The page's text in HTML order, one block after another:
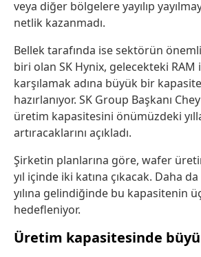
veya diğer bölgelere yayılıp
netlik kazanmadı.
Bellek tarafında ise sektörün
biri olan SK Hynix, gelecekteki RAM
karşılamak adına büyük bir kapasite
hazırlanıyor. SK Group Başkanı
üretim kapasitesini önümüzdeki
artıracaklarını açıkladı.
Şirketin planlarına göre, wafer
yıl içinde iki katına çıkacak. Daha
yılına gelindiğinde bu kapasitenin
hedefleniyor.
Üretim kapasitesinde